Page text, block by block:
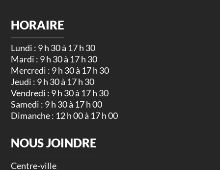
HORAIRE
Lundi : 9 h 30 à 17 h 30
Mardi : 9 h 30 à 17 h 30
Mercredi : 9 h 30 à 17 h 30
Jeudi : 9 h 30 à 17 h 30
Vendredi : 9 h 30 à 17 h 30
Samedi : 9 h 30 à 17 h 00
Dimanche : 12 h 00 à 17 h 00
NOUS JOINDRE
Centre-ville